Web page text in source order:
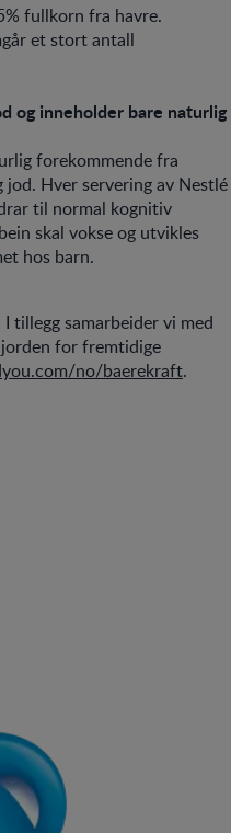
fullkorn fra havre.
et stort antall
og inneholder bare naturlig
forekommende fra
Hver servering av Nestlé
til normal kognitiv
skal vokse og utvikles
hos barn.
tillegg samarbeider vi med
for fremtidige
no/baerekraft.